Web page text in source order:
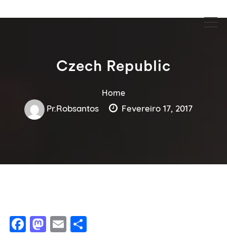
Guia Acesse encontre empresas
Czech Republic
Home
Pr.robsantos Fevereiro 17, 2017
Facebook
Mastodon
Email